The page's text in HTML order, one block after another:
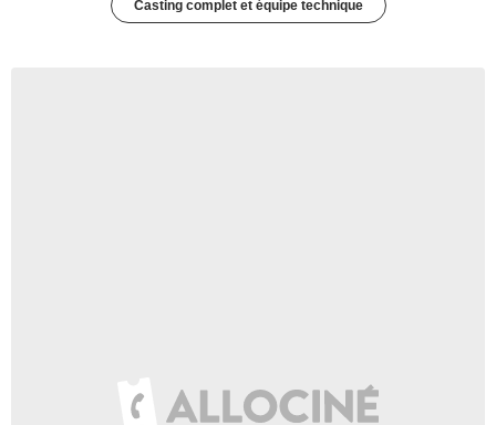
Casting complet et équipe technique